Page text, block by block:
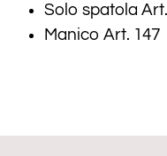
Solo spatola Art.
Manico Art. 147